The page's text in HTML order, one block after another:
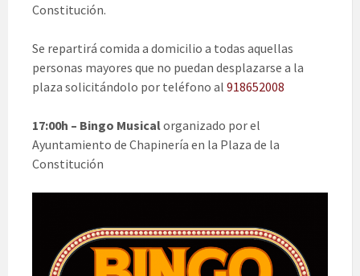
Constitución.
Se repartirá comida a domicilio a todas aquellas
personas mayores que no puedan desplazarse a la
plaza solicitándolo por teléfono al 918652008
17:00h – Bingo Musicalorganizado por el
Ayuntamiento de Chapinería en la Plaza de la
Constitución